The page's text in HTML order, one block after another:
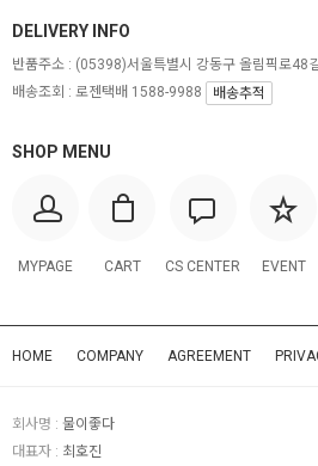
SHOP MENU
MYPAGE CART CS CENTER EVENT
DELIVERY INFO
반품주소 : (05398)서울특별시 강동구 올림픽로48
배송조회 : 로젠택배 1588-9988
배송추적
HOME COMPANY AGREEMENT
회사명 : 물이좋다
대표자 : 최호진